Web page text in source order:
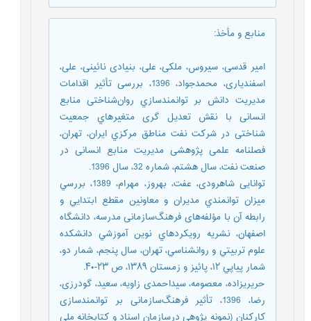
منابع و مأخذ:
امیر قدسی، سیروس، ملکی، علی، بنیادی نائینی، علی،
اسفندیاری، محمدجواد، 1396، بررسی تأثیر اقدامات
مدیریت دانش بر توانمندسازي روان‌شناختی منابع
انسانی با نقش تعدیل گری متغیرهاي جمعیت
شناختی در شرکت نفت مناطق مرکزي ایران، تهران،
فصلنامه علمی پژوهشی مدیریت منابع انسانی در
صنعت نفت، سال هشتم، شماره 32، سال 1396.
توانایی شاهرودی، عفت، بهروز، مهرام، 1389، بررسي
ميزان توانمندي مدیران و معاونین مقطع ابتدايي و
رابطه آن با مؤلفه‌های فرهنگ‌سازمانی مدرسه، دانشگاه
اصفهان، نشریه رويكردهاي نوين آموزشي دانشکده
علوم تربيتي و روانشناسي، تهران، سال پنجم، شمار دو،
شمار پياپي ۱۲، پائيز و زمستان ۱۳۸۹، ص ۲۳-۴۰.
حریریزاده، معصومه، سیداحمدی زاویه، سعید، گودرزی،
رضا، 1396، تأثیر فرهنگ‌سازمانی بر توانمندسازی
کارکنان (نمونه پژوهی درسازمان اسناد و کتابخانه ملی